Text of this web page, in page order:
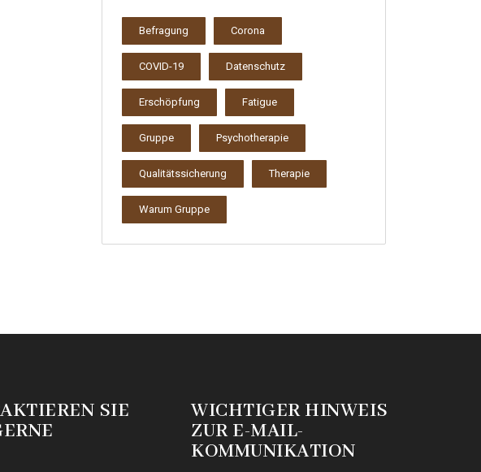
Befragung Corona
COVID-19 Datenschutz
Erschöpfung Fatigue
Gruppe Psychotherapie
Qualitätssicherung Therapie
Warum Gruppe
SIE
WICHTIGER HINWEIS
ZUR E-MAIL-
KOMMUNIKATION